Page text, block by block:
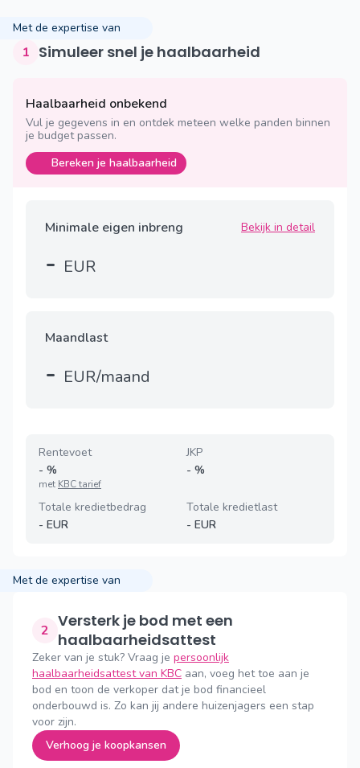
Met de expertise van
1 Simuleer snel je haalbaarheid
Haalbaarheid onbekend
Vul je gegevens in en ontdek meteen welke panden binnen
je budget passen.
Bereken je haalbaarheid
Minimale eigen inbreng Bekijk in detail
- EUR
Maandlast
- EUR/maand
Rentevoet
- %
met KBC tarief
JKP
- %
Totale kredietbedrag
- EUR
Totale kredietlast
- EUR
Met de expertise van
2 Versterk je bod met een
haalbaarheidsattest
Zeker van je stuk? Vraag je persoonlijk
haalbaarheidsattest van KBC aan, voeg het toe aan je
bod en toon de verkoper dat je bod financieel
onderbouwd is. Zo kan jij andere huizenjagers een stap
voor zijn.
Verhoog je koopkansen